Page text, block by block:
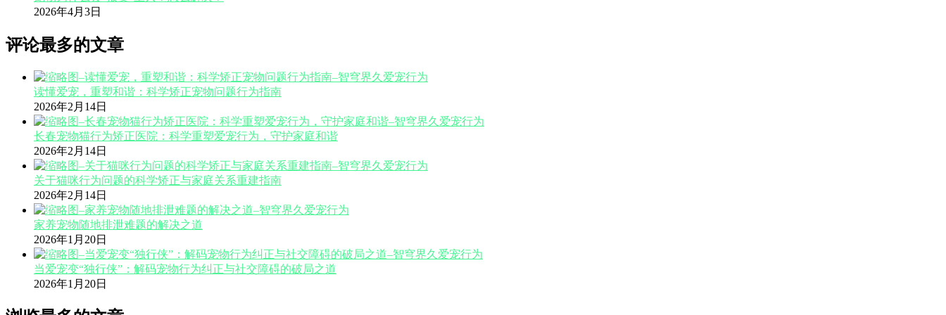
2026年4月3日
评论最多的文章
读懂爱宠，重塑和谐：科学矫正宠物问题行为指南
2026年2月14日
长春宠物猫行为矫正医院：科学重塑爱宠行为，守护家庭和谐
2026年2月14日
关于猫咪行为问题的科学矫正与家庭关系重建指南
2026年2月14日
家养宠物随地排泄难题的解决之道
2026年1月20日
当爱宠变“独行侠”：解码宠物行为纠正与社交障碍的破局之道
2026年1月20日